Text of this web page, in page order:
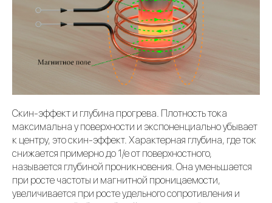
Скин-эффект и глубина прогрева. Плотность тока
максимальна у поверхности и экспоненциально убывает
к центру, это скин-эффект. Характерная глубина, где ток
снижается примерно до 1/e от поверхностного,
называется глубиной проникновения. Она уменьшается
при росте частоты и магнитной проницаемости,
увеличивается при росте удельного сопротивления и